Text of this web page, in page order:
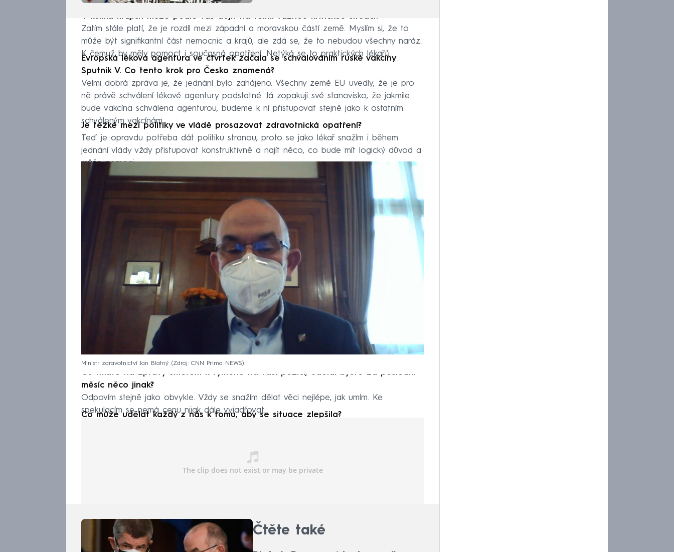
V kolika krajích může podle vás dojít na velmi vážnou kritickou situaci?
Zatím stále platí, že je rozdíl mezi západní a moravskou částí země. Myslím si, že to
může být signifikantní část nemocnic a krajů, ale zdá se, že to nebudou všechny naráz.
K čemuž by měly pomoct i současná opatření. Netýká se to praktických lékařů.
Evropská léková agentura ve čtvrtek začala se schvalováním ruské vakcíny
Sputnik V. Co tento krok pro Česko znamená?
Velmi dobrá zpráva je, že jednání bylo zahájeno. Všechny země EU uvedly, že je pro
ně právě schválení lékové agentury podstatné. Já zopakuji své stanovisko, že jakmile
bude vakcína schválena agenturou, budeme k ní přistupovat stejně jako k ostatním
schváleným vakcínám.
Je těžké mezi politiky ve vládě prosazovat zdravotnická opatření?
Teď je opravdu potřeba dát politiku stranou, proto se jako lékař snažím i během
jednání vlády vždy přistupovat konstruktivně a najít něco, co bude mít logický důvod a
může pomoci.
Ministr zdravotnictví Jan Blatný Zdroj: CNN Prima NEWS
Co říkáte na zprávy směrem k výměně na vaší pozici, udělal byste za poslední
měsíc něco jinak?
Odpovím stejně jako obvykle. Vždy se snažím dělat věci nejlépe, jak umím. Ke
spekulacím se nemá cenu nijak dále vyjadřovat.
Co může udělat každý z nás k tomu, aby se situace zlepšila?
Čtěte také